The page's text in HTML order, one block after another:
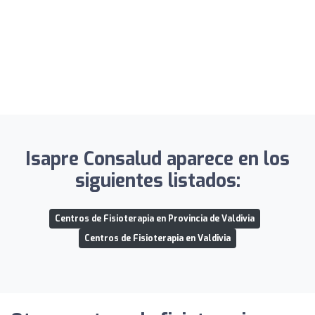
Isapre Consalud aparece en los
siguientes listados:
Centros de Fisioterapia en Provincia de Valdivia
Centros de Fisioterapia en Valdivia